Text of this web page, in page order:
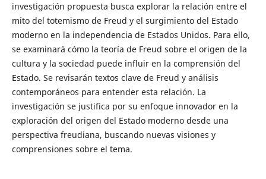
investigación propuesta busca explorar la relación entre el
mito del totemismo de Freud y el surgimiento del Estado
moderno en la independencia de Estados Unidos. Para ello,
se examinará cómo la teoría de Freud sobre el origen de la
cultura y la sociedad puede influir en la comprensión del
Estado. Se revisarán textos clave de Freud y análisis
contemporáneos para entender esta relación. La
investigación se justifica por su enfoque innovador en la
exploración del origen del Estado moderno desde una
perspectiva freudiana, buscando nuevas visiones y
comprensiones sobre el tema.